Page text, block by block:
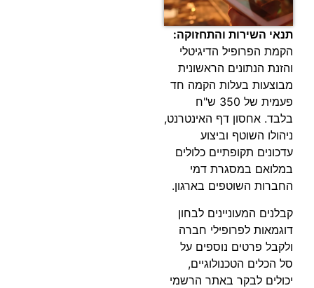
תנאי השירות והתחזוקה:
הקמת הפרופיל הדיגיטלי
והזנת הנתונים הראשונית
מבוצעות בעלות הקמה חד
פעמית של 350 ש"ח
בלבד. אחסון דף האינטרנט,
ניהולו השוטף וביצוע
עדכונים תקופתיים כלולים
במלואם במסגרת דמי
החברות השוטפים בארגון.
קבלנים המעוניינים לבחון
דוגמאות לפרופילי חברה
ולקבל פרטים נוספים על
סל הכלים הטכנולוגיים,
יכולים לבקר באתר הרשמי